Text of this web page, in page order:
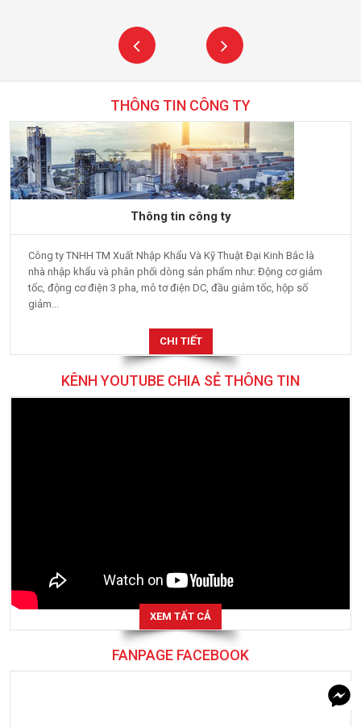
THÔNG TIN CÔNG TY
Thông tin công ty
Công ty TNHH TM Xuất Nhập Khẩu Và Kỹ Thuật Đại Kinh Bắc là
nhà nhập khẩu và phân phối dòng sản phẩm như: Động cơ giảm
tốc, động cơ điện 3 pha, mô tơ điện DC, đầu giảm tốc, hộp số
giảm...
CHI TIẾT
KÊNH YOUTUBE CHIA SẺ THÔNG TIN
XEM TẤT CẢ
FANPAGE FACEBOOK